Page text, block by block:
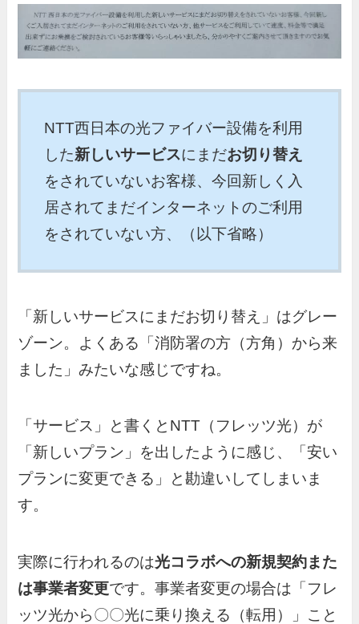
NTT西日本の光ファイバー設備を利用
した新しいサービスにまだお切り替え
をされていないお客様、今回新しく入
居されてまだインターネットのご利用
をされていない方、（以下省略）
「新しいサービスにまだお切り替え」はグレー
ゾーン。よくある「消防署の方（方角）から来
ました」みたいな感じですね。
「サービス」と書くとNTT（フレッツ光）が
「新しいプラン」を出したように感じ、「安い
プランに変更できる」と勘違いしてしまいま
す。
実際に行われるのは光コラボへの新規契約また
は事業者変更です。事業者変更の場合は「フレ
ッツ光から〇〇光に乗り換える（転用）」こと